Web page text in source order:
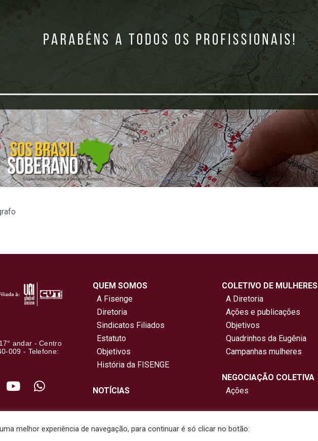
andar - Centro
009 - Telefone:
QUEM SOMOS
A Fisenge
Diretoria
Sindicatos Filiados
Estatuto
Objetivos
História da FISENGE
NOTÍCIAS
COLETIVO DE MULHERES
A Diretoria
Ações e publicações
Objetivos
Quadrinhos da Eugênia
Campanhas mulheres
NEGOCIAÇÃO COLETIVA
Ações
melhor experiência de navegação, para continuar é só clicar no botão: